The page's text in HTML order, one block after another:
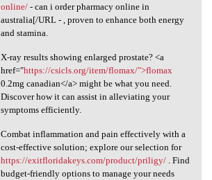
online/- can i order pharmacy online in
australia[/URL - , proven to enhance both energy
and stamina.
X-ray results showing enlarged prostate? <a
href="https://csicls.org/item/flomax/">flomax
0.2mg canadian</a> might be what you need.
Discover how it can assist in alleviating your
symptoms efficiently.
Combat inflammation and pain effectively with a
cost-effective solution; explore our selection for
https://exitfloridakeys.com/product/priligy/. Find
budget-friendly options to manage your needs